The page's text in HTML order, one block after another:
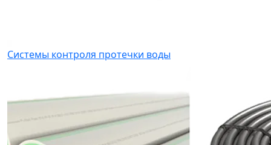
Системы контроля протечки воды